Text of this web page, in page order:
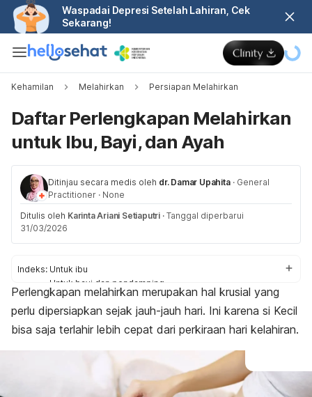
Waspadai Depresi Setelah Lahiran, Cek
Sekarang!
Kehamilan Melahirkan Persiapan Melahirkan
Daftar Perlengkapan Melahirkan
untuk Ibu, Bayi, dan Ayah
Ditinjau secara medis oleh dr. Damar Upahita · General
Practitioner · None
Ditulis oleh Karinta Ariani Setiaputri · Tanggal diperbarui
31/03/2026
Indeks: Untuk ibu
Untuk bayi dan pendamping
Untuk persalinan di rumah
Perlengkapan melahirkan merupakan hal krusial yang
perlu dipersiapkan sejak jauh-jauh hari. Ini karena si Kecil
bisa saja terlahir lebih cepat dari perkiraan hari kelahiran.